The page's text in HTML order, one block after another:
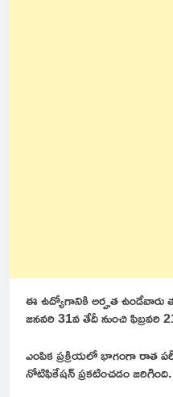
ఈ ఉద్యోగానికి అర్హత ఉండేవారు
జనవరి 31వ తేదీ నుంచి ఫిబ్రవరి
ఎంపిక ప్రక్రియలో భాగంగా రాత
నోటిఫికేషన్ ప్రకటించడం జరిగింది.